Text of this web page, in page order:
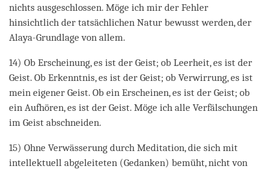
nichts ausgeschlossen. Möge ich mir der Fehler
hinsichtlich der tatsächlichen Natur bewusst werden, der
Alaya-Grundlage von allem.
14) Ob Erscheinung, es ist der Geist; ob Leerheit, es ist der
Geist. Ob Erkenntnis, es ist der Geist; ob Verwirrung, es ist
mein eigener Geist. Ob ein Erscheinen, es ist der Geist; ob
ein Aufhören, es ist der Geist. Möge ich alle Verfälschungen
im Geist abschneiden.
15) Ohne Verwässerung durch Meditation, die sich mit
intellektuell abgeleiteten (Gedanken) bemüht, nicht von